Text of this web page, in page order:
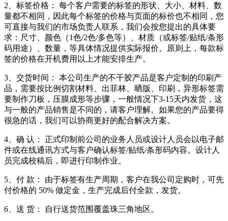
2、标签价格： 每个客户需要的标签的形状、大小、材料、数
量都不相同，因此每个标签的价格与页面的标价也不相同，您
可直接与我们的市场负责人联系，我们会按您提出的具体要
求：尺寸、颜色（1色/2色/多色等）、材质（或标签/贴纸/条形
码用途）、数量，等具体情况提供实际报价。原则上，每款标
签的价格在开机费用以上才能安排生产。
3、交货时间： 本公司生产的不干胶产品是客户定制的印刷产
品，需要按比例切割材料、出菲林、晒版、印刷，异形标签需
要制作刀板，压膜成形等步骤，一般情况下3-15天内发货，这
与一般的产品销售是不同的，请客户理解。如果您的产品要得
很急的话，我们可以协商更好的配合解决方案。
4、确 认： 正式印制前公司的业务人员或设计人员会以电子邮
件或在线通讯方式与客户确认标签/贴纸/条形码内容。设计人
员完成校稿后，即进行印制作业。
5、付 款： 由于标签有生产周期，客户在我公司定购时，可先
付价格的 50% 做定金，生产完成后付全款，发货。
6、送 货： 自行送货范围覆盖珠三角地区。